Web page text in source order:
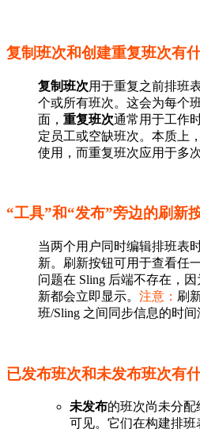
复制班次和创建重复班次有
复制班次用于重复之前排班
个或所有班次。这会为每个
面， 重复班次通常用于工作
定员工或空缺班次。本质上
使用，而重复班次应用于多
“工具”和“发布”旁边的刷新
当两个用户同时编辑排班表
新。刷新按钮可用于查看任
问题在 Sling 后端不存在，
新都会立即显示。 注意： 刷
班/Sling 之间同步信息的时间
已发布班次和未发布班次有
未发布的班次尚未分
可见。它们在构建排班